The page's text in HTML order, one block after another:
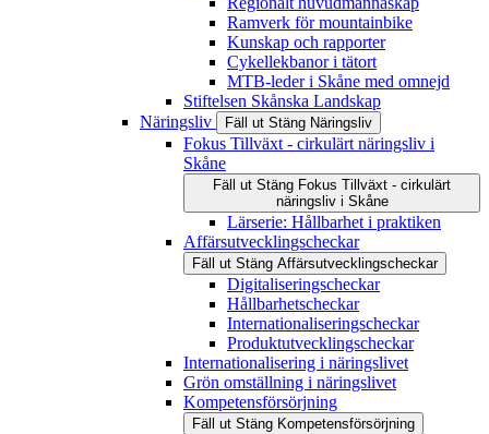
Ramverk för mountainbike
Kunskap och rapporter
Cykellekbanor i tätort
MTB-leder i Skåne med omnejd
Stiftelsen Skånska Landskap
Näringsliv
Fäll ut Stäng Näringsliv
Fokus Tillväxt - cirkulärt näringsliv i
Skåne
Fäll ut Stäng Fokus Tillväxt - cirkulärt
näringsliv i Skåne
Lärserie: Hållbarhet i praktiken
Affärsutvecklingscheckar
Fäll ut Stäng Affärsutvecklingscheckar
Digitaliseringscheckar
Hållbarhetscheckar
Internationaliseringscheckar
Produktutvecklingscheckar
Internationalisering i näringslivet
Grön omställning i näringslivet
Kompetensförsörjning
Fäll ut Stäng Kompetensförsörjning